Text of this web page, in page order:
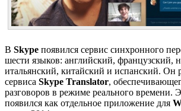
В Skype появился сервис синхронного
шести языков: английский, французский,
итальянский, китайский и испанский. Он
сервиса Skype Translator,
разговоров в режиме реального времени.
появился как отдельное приложение для